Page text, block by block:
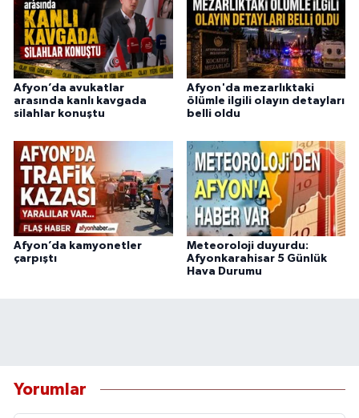
Afyon’da avukatlar
arasında kanlı kavgada
silahlar konuştu
Afyon'da mezarlıktaki
ölümle ilgili olayın detayları
belli oldu
Afyon’da kamyonetler
çarpıştı
Meteoroloji duyurdu:
Afyonkarahisar 5 Günlük
Hava Durumu
Yorumlar